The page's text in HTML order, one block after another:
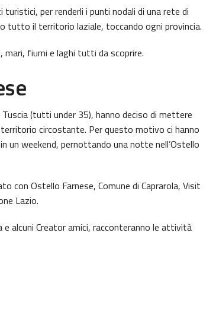
per renderli i punti nodali di una rete di
tutto il territorio laziale, toccando ogni provincia.
mari, fiumi e laghi tutti da scoprire.
(tutti under 35), hanno deciso di mettere
circostante. Per questo motivo ci hanno
un weekend, pernottando una notte nell’Ostello
con Ostello Farnese, Comune di Caprarola, Visit
Lazio.
alcuni Creator amici, racconteranno le attività